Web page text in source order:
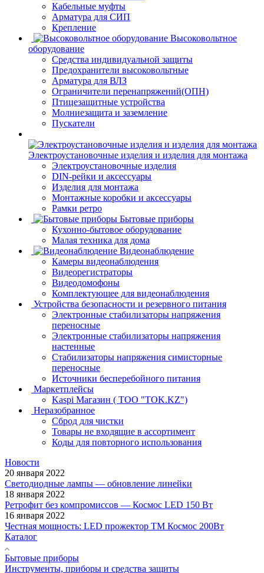
Кабельные муфты
Арматура для СИП
Крепление
Высоковольтное
оборудование
Средства индивидуальной защиты
Предохранители высоковольтные
Арматура для ВЛЗ
Ограничители перенапряжений(ОПН)
Птицезащитные устройства
Молниезащита и заземление
Пускатели
Электроустановочные изделия и изделия для монтажа
Электроустановочные изделия
DIN-рейки и аксессуары
Изделия для монтажа
Монтажные коробки и аксессуары
Рамки ретро
Бытовые приборы
Кухонно-бытовое оборудование
Малая техника для дома
Видеонаблюдение
Камеры видеонаблюдения
Видеорегистраторы
Видеодомофоны
Комплектующее для видеонаблюдения
Устройства безопасности и резервного питания
Электронные стабилизаторы напряжения
переносные
Электронные стабилизаторы напряжения
настенные
Стабилизаторы напряжения симисторные
переносные
Источники бесперебойного питания
Маркетплейсы
Kaspi Магазин ( ТОО "TOK.KZ")
Неразобранное
Сброд для чистки
Товары не входящие в ассортимент
Коды для повторного использования
Новости
20 января 2022
Светодиодные лампы — обновление линейки
18 января 2022
Ретрофит без компромиссов — Космос LED 150 Вт
16 января 2022
Честная мощность: LED прожектор ТМ Космос 200Вт
Каталог
Бытовые приборы
Инструменты, приборы и средства защиты